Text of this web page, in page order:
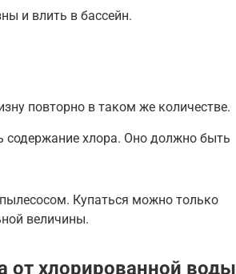
и влить в бассейн.
повторно в таком же количестве.
содержание хлора. Оно должно быть
Купаться можно только
величины.
от хлорированной воды